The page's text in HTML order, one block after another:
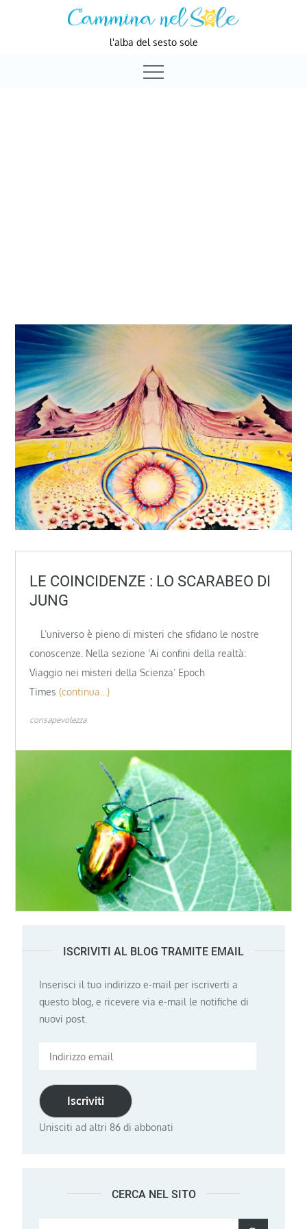
l'alba del sesto sole
LE COINCIDENZE : LO SCARABEO DI
JUNG
L’universo è pieno di misteri che sfidano le nostre
conoscenze. Nella sezione ‘Ai confini della realtà:
Viaggio nei misteri della Scienza’ Epoch
Times (continua…)
consapevolezza
ISCRIVITI AL BLOG TRAMITE EMAIL
Inserisci il tuo indirizzo e-mail per iscriverti a
questo blog, e ricevere via e-mail le notifiche di
nuovi post.
Indirizzo
Iscriviti
Unisciti ad altri 86 di abbonati
CERCA NEL SITO